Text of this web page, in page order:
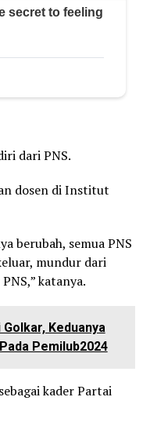
dari PNS.
dosen di Institut
berubah, semua PNS
mundur dari
katanya.
Keduanya
Pemilub2024
kader Partai